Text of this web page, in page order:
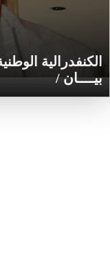
الكنفدرالية
بيــــان /